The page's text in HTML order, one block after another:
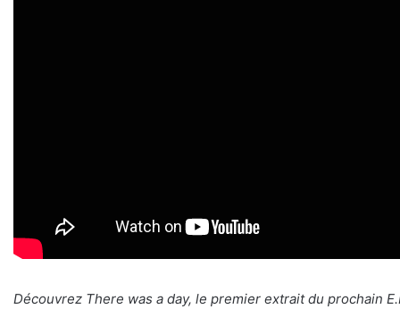
Découvrez There was a day, le premier extrait du prochain